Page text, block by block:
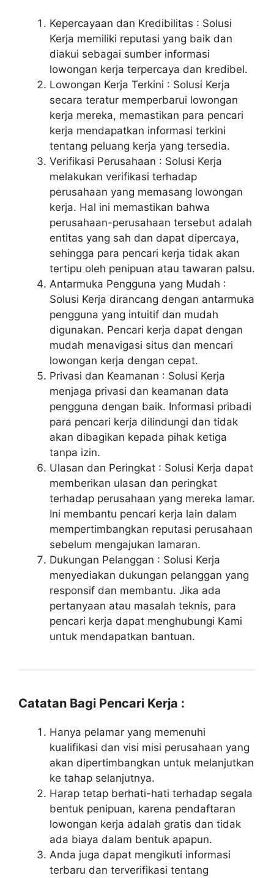
Kepercayaan dan Kredibilitas : Solusi
Kerja memiliki reputasi yang baik dan
diakui sebagai sumber informasi
lowongan kerja terpercaya dan kredibel.
Lowongan Kerja Terkini : Solusi Kerja
secara teratur memperbarui lowongan
kerja mereka, memastikan para pencari
kerja mendapatkan informasi terkini
tentang peluang kerja yang tersedia.
Verifikasi Perusahaan : Solusi Kerja
melakukan verifikasi terhadap
perusahaan yang memasang lowongan
kerja. Hal ini memastikan bahwa
perusahaan-perusahaan tersebut adalah
entitas yang sah dan dapat dipercaya,
sehingga para pencari kerja tidak akan
tertipu oleh penipuan atau tawaran palsu.
Antarmuka Pengguna yang Mudah :
Solusi Kerja dirancang dengan antarmuka
pengguna yang intuitif dan mudah
digunakan. Pencari kerja dapat dengan
mudah menavigasi situs dan mencari
lowongan kerja dengan cepat.
Privasi dan Keamanan : Solusi Kerja
menjaga privasi dan keamanan data
pengguna dengan baik. Informasi pribadi
para pencari kerja dilindungi dan tidak
akan dibagikan kepada pihak ketiga
tanpa izin.
Ulasan dan Peringkat : Solusi Kerja dapat
memberikan ulasan dan peringkat
terhadap perusahaan yang mereka lamar.
Ini membantu pencari kerja lain dalam
mempertimbangkan reputasi perusahaan
sebelum mengajukan lamaran.
Dukungan Pelanggan : Solusi Kerja
menyediakan dukungan pelanggan yang
responsif dan membantu. Jika ada
pertanyaan atau masalah teknis, para
pencari kerja dapat menghubungi Kami
untuk mendapatkan bantuan.
Catatan Bagi Pencari Kerja :
Hanya pelamar yang memenuhi
kualifikasi dan visi misi perusahaan yang
akan dipertimbangkan untuk melanjutkan
ke tahap selanjutnya.
Harap tetap berhati-hati terhadap segala
bentuk penipuan, karena pendaftaran
lowongan kerja adalah gratis dan tidak
ada biaya dalam bentuk apapun.
Anda juga dapat mengikuti informasi
terbaru dan terverifikasi tentang